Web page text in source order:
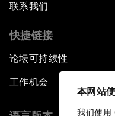
本网站
我们使用
联系我们
快捷链接
论坛可持续性
工作机会